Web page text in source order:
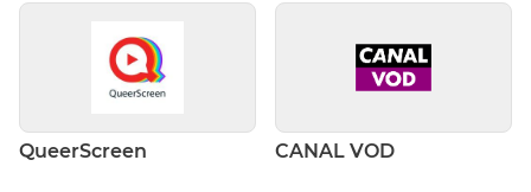
QueerScreen CANAL VOD